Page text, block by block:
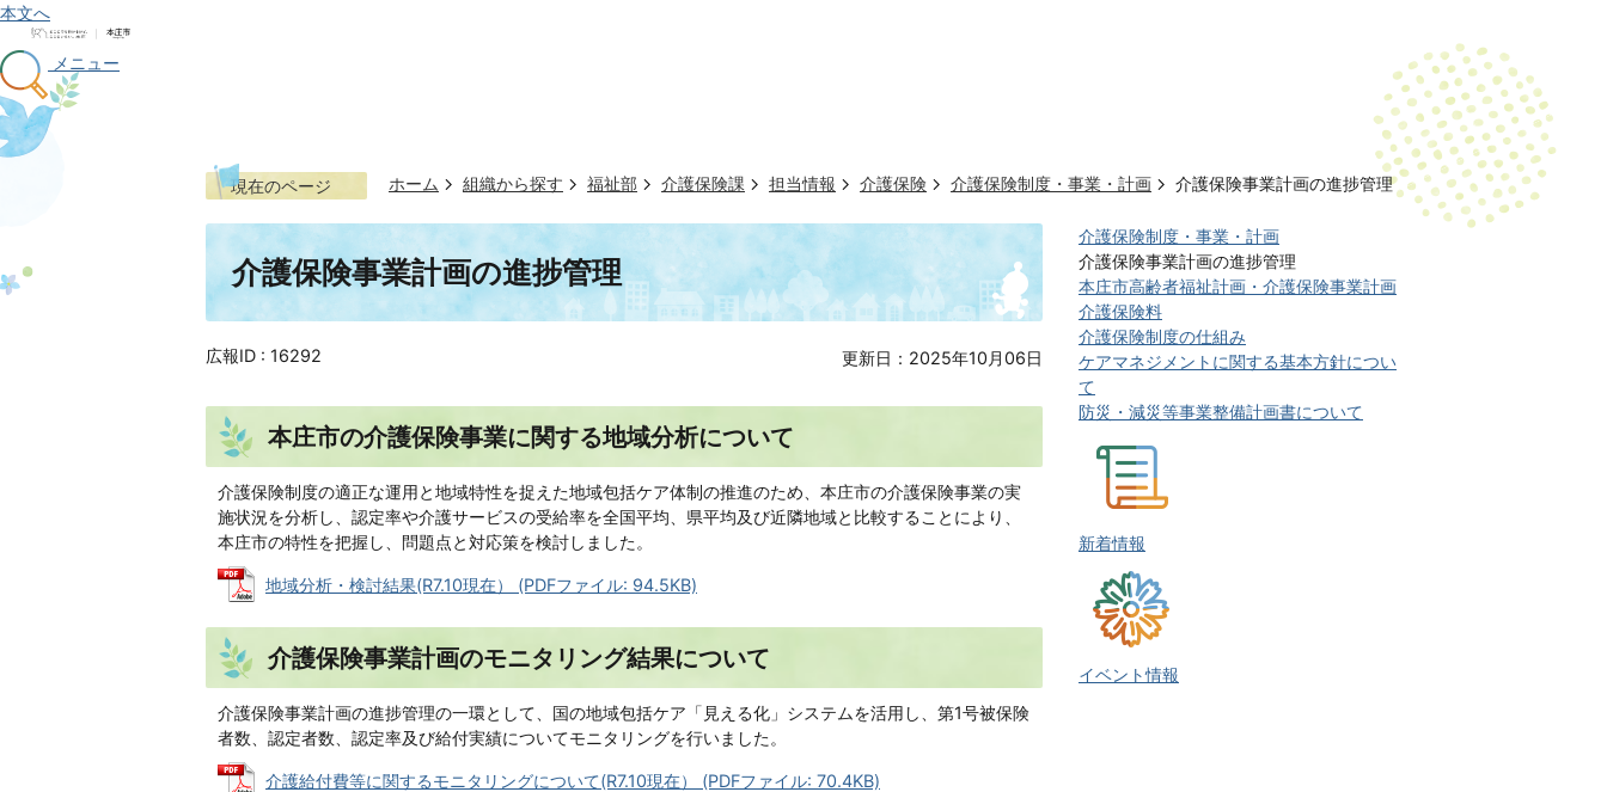
本文へ
メニュー
現在のページ ホーム 組織から探す 福祉部 介護保険課 担当情報 介護保険 介護保険制度・事業・計画 介護保険事業計画の進捗管理
介護保険事業計画の進捗管理
更新日：2025年10月06日
広報ID : 16292
本庄市の介護保険事業に関する地域分析について
介護保険制度の適正な運用と地域特性を捉えた地域包括ケア体制の推進のため、本庄市の介護保険事業の実
施状況を分析し、認定率や介護サービスの受給率を全国平均、県平均及び近隣地域と比較することにより、
本庄市の特性を把握し、問題点と対応策を検討しました。
地域分析・検討結果(R7.10現在） (PDFファイル: 94.5KB)
介護保険事業計画のモニタリング結果について
介護保険事業計画の進捗管理の一環として、国の地域包括ケア「見える化」システムを活用し、第1号被保険
者数、認定者数、認定率及び給付実績についてモニタリングを行いました。
介護給付費等に関するモニタリングについて(R7.10現在） (PDFファイル: 70.4KB)
介護保険制度・事業・計画
介護保険事業計画の進捗管理
本庄市高齢者福祉計画・介護保険事業計画
介護保険料
介護保険制度の仕組み
ケアマネジメントに関する基本方針につい
て
防災・減災等事業整備計画書について
新着情報
イベント情報